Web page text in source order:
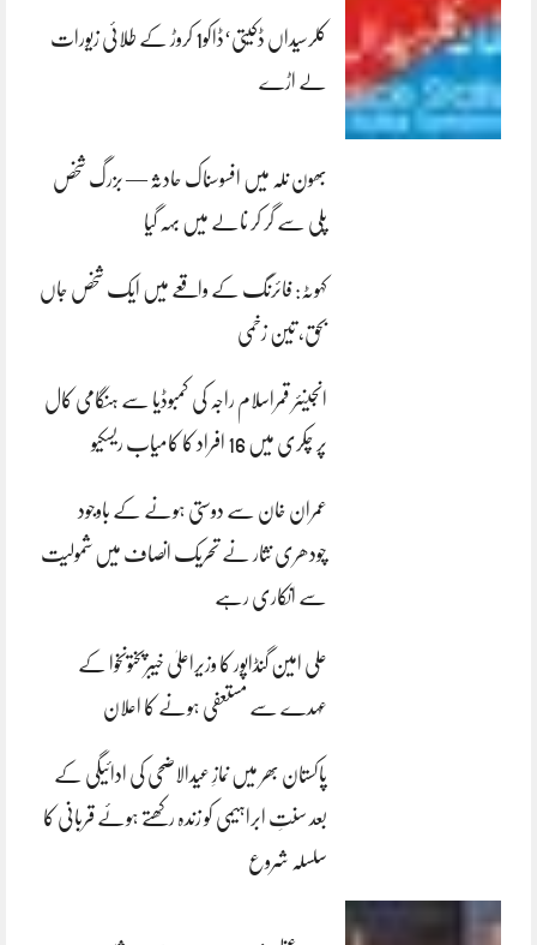
کلرسیداں ڈکیتی‘ڈاکو1 کروڑ کے طلائی زیورات
لے اڑے
بھون نلہ میں افسوسناک حادثہ — بزرگ شخص
پلی سے گر کر نالے میں بہہ گیا
کہوٹہ: فائرنگ کے واقعے میں ایک شخص جاں
بحق، تین زخمی
انجینئر قمراسلام راجہ کی کمبوڈیا سے ہنگامی کال
پر چکری میں 16 افراد کا کامیاب ریسکیو
عمران خان سے دوستی ہونے کے باوجود
چودھری نثار نے تحریک انصاف میں شمولیت
سے انکاری رہے
علی امین گنڈاپور کا وزیراعلیٰ خیبرپختونخوا کے
عہدے سے مستعفی ہونے کا اعلان
پاکستان بھر میں نمازِ عیدالاضحی کی ادائیگی کے
بعد سنتِ ابراہیمی کو زندہ رکھتے ہوئے قربانی کا
سلسلہ شروع